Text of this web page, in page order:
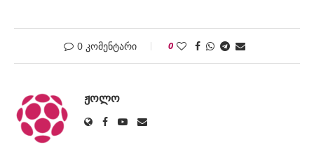
0 კომენტარი 0
ᲟᲝᲚᲝ